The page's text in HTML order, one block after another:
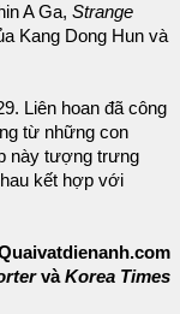
A Ga, Strange
Kang Dong Hun và
Liên hoan đã công
từ những con
này tượng trưng
kết hợp với
vàKorea Times